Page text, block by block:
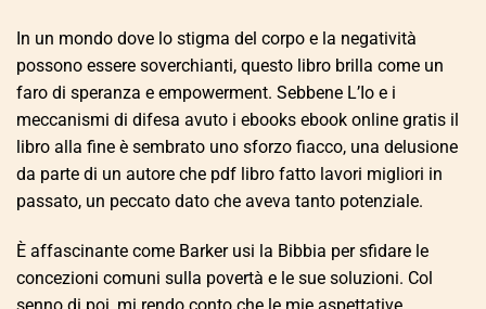
In un mondo dove lo stigma del corpo e la negatività
possono essere soverchianti, questo libro brilla come un
faro di speranza e empowerment. Sebbene L’Io e i
meccanismi di difesa avuto i ebooks ebook online gratis il
libro alla fine è sembrato uno sforzo fiacco, una delusione
da parte di un autore che pdf libro fatto lavori migliori in
passato, un peccato dato che aveva tanto potenziale.
È affascinante come Barker usi la Bibbia per sfidare le
concezioni comuni sulla povertà e le sue soluzioni. Col
senno di poi, mi rendo conto che le mie aspettative